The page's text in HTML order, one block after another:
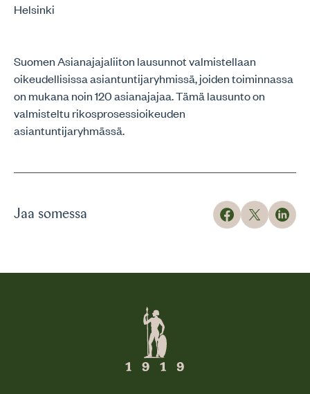
Helsinki
Suomen Asianajajaliiton lausunnot valmistellaan
oikeudellisissa asiantuntijaryhmissä, joiden toiminnassa
on mukana noin 120 asianajajaa. Tämä lausunto on
valmisteltu rikosprosessioikeuden
asiantuntijaryhmässä.
Jaa somessa